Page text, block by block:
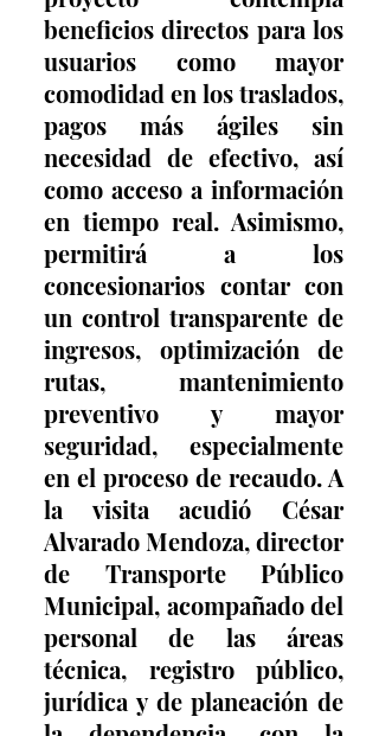
beneficios directos para los
usuarios como mayor
comodidad en los traslados,
pagos más ágiles sin
necesidad de efectivo, así
como acceso a información
en tiempo real. Asimismo,
permitirá a los
concesionarios contar con
un control transparente de
ingresos, optimización de
rutas, mantenimiento
preventivo y mayor
seguridad, especialmente
en el proceso de recaudo. A
la visita acudió César
Alvarado Mendoza, director
de Transporte Público
Municipal, acompañado del
personal de las áreas
técnica, registro público,
jurídica y de planeación de